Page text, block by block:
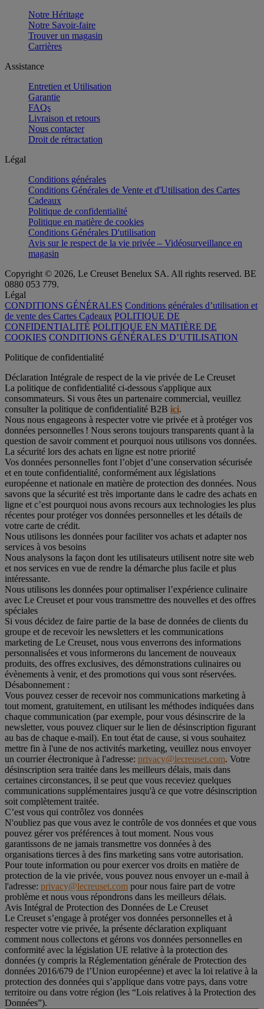
Notre Héritage
Notre Savoir-faire
Trouver un magasin
Carrières
Assistance
Entretien et Utilisation
Garantie
FAQs
Livraison et retours
Nous contacter
Droit de rétractation
Légal
Conditions générales
Conditions Générales de Vente et d'Utilisation des Cartes
Cadeaux
Politique de confidentialité
Politique en matière de cookies
Conditions Générales D'utilisation
Avis sur le respect de la vie privée – Vidéosurveillance en
magasin
Copyright © 2026, Le Creuset Benelux SA. All rights reserved. BE
0880 053 779.
Légal
CONDITIONS GÉNÉRALES Conditions générales d’utilisation et
de vente des Cartes Cadeaux POLITIQUE DE
CONFIDENTIALITÉ POLITIQUE EN MATIÈRE DE
COOKIES CONDITIONS GÉNÉRALES D’UTILISATION
Politique de confidentialité
Déclaration Intégrale de respect de la vie privée de Le Creuset
La politique de confidentialité ci-dessous s'applique aux
consommateurs. Si vous êtes un partenaire commercial, veuillez
consulter la politique de confidentialité B2B ici.
Nous nous engageons à respecter votre vie privée et à protéger vos
données personnelles ! Nous serons toujours transparents quant à la
question de savoir comment et pourquoi nous utilisons vos données.
La sécurité lors des achats en ligne est notre priorité
Vos données personnelles font l’objet d’une conservation sécurisée
et en toute confidentialité, conformément aux législations
européenne et nationale en matière de protection des données. Nous
savons que la sécurité est très importante dans le cadre des achats en
ligne et c’est pourquoi nous avons recours aux technologies les plus
récentes pour protéger vos données personnelles et les détails de
votre carte de crédit.
Nous utilisons les données pour faciliter vos achats et adapter nos
services à vos besoins
Nous analysons la façon dont les utilisateurs utilisent notre site web
et nos services en vue de rendre la démarche plus facile et plus
intéressante.
Nous utilisons les données pour optimaliser l’expérience culinaire
avec Le Creuset et pour vous transmettre des nouvelles et des offres
spéciales
Si vous décidez de faire partie de la base de données de clients du
groupe et de recevoir les newsletters et les communications
marketing de Le Creuset, nous vous enverrons des informations
personnalisées et vous informerons du lancement de nouveaux
produits, des offres exclusives, des démonstrations culinaires ou
évènements à venir, et des promotions qui vous sont réservées.
Désabonnement :
Vous pouvez cesser de recevoir nos communications marketing à
tout moment, gratuitement, en utilisant les méthodes indiquées dans
chaque communication (par exemple, pour vous désinscrire de la
newsletter, vous pouvez cliquer sur le lien de désinscription figurant
au bas de chaque e-mail). En tout état de cause, si vous souhaitez
mettre fin à l'une de nos activités marketing, veuillez nous envoyer
un courrier électronique à l'adresse: privacy@lecreuset.com. Votre
désinscription sera traitée dans les meilleurs délais, mais dans
certaines circonstances, il se peut que vous receviez quelques
communications supplémentaires jusqu'à ce que votre désinscription
soit complètement traitée.
C’est vous qui contrôlez vos données
N'oubliez pas que vous avez le contrôle de vos données et que vous
pouvez gérer vos préférences à tout moment. Nous vous
garantissons de ne jamais transmettre vos données à des
organisations tierces à des fins marketing sans votre autorisation.
Pour toute information ou pour exercer vos droits en matière de
protection de la vie privée, vous pouvez nous envoyer un e-mail à
l'adresse: privacy@lecreuset.com pour nous faire part de votre
problème et nous vous répondrons dans les meilleurs délais.
Avis Intégral de Protection des Données de Le Creuset
Le Creuset s’engage à protéger vos données personnelles et à
respecter votre vie privée, la présente déclaration expliquant
comment nous collectons et gérons vos données personnelles en
conformité avec la législation UE relative à la protection des
données (y compris la Réglementation générale de Protection des
données 2016/679 de l’Union européenne) et avec la loi relative à la
protection des données qui s’applique dans votre pays, dans votre
territoire ou dans votre région (les “Lois relatives à la Protection des
Données”).